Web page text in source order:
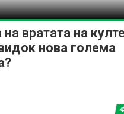
вратата на
нова голема